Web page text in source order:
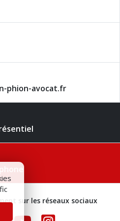
phion-avocat.fr
sur les réseaux sociaux